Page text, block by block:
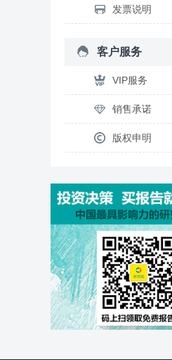
发票说明
客户服务
VIP服务
销售承诺
版权申明